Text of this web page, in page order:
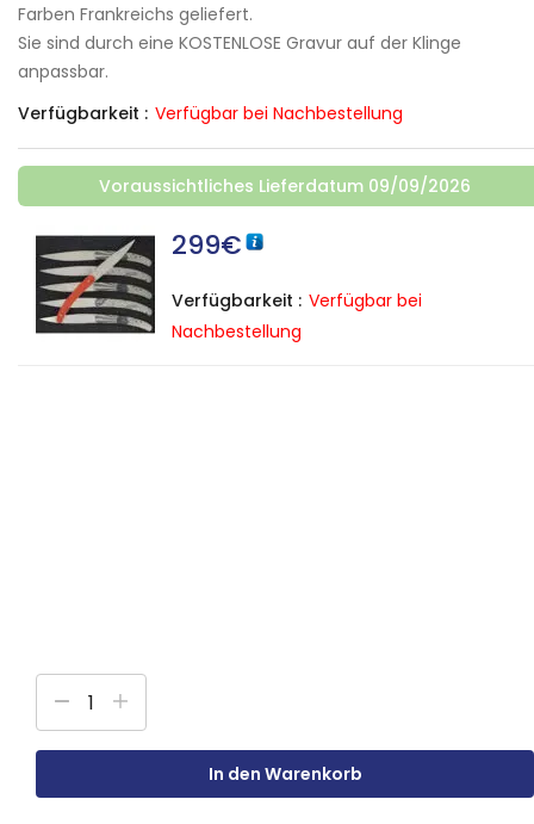
Farben Frankreichs geliefert.
Sie sind durch eine KOSTENLOSE Gravur auf der Klinge
anpassbar.
Verfügbarkeit : Verfügbar bei Nachbestellung
Voraussichtliches Lieferdatum 09/09/2026
299€
Verfügbarkeit : Verfügbar bei
Nachbestellung
In den Warenkorb